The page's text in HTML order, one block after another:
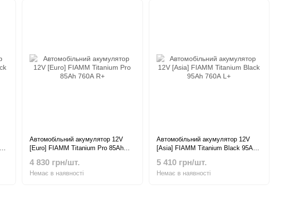
Автомобільний акумулятор 12V
[Euro] FIAMM Titanium Pro 85Ah
4 830 грн/шт.
Немає в наявності
Автомобільний акумулятор 12V
[Asia] FIAMM Titanium Black 95Ah
5 410 грн/шт.
Немає в наявності